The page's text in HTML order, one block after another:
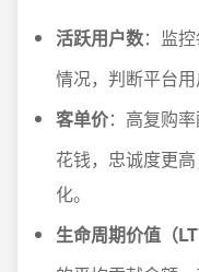
活跃用户数：监
情况，判断平台用
客单价：高复购
花钱，忠诚度更
化。
生命周期价值（